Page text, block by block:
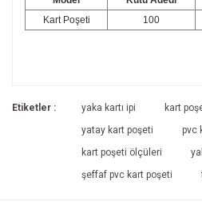
Kart Poşeti
100
Görüş ve önerileriniz için teşekkür
Ürün resmi kalitesiz, bozuk veya
Ürün açıklamasında eksik
Etiketler : yaka kartı ipi kart
yatay kart poşeti
pvc
kart poşeti ölçüleri
şeffaf pvc kart poşeti